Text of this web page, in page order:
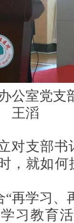
公室党支
王滔
对支部
，就如何
再学习、
习教育